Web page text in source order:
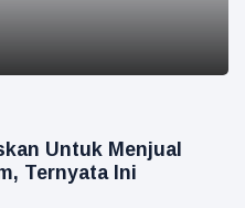
Untuk Menjual
Ternyata Ini